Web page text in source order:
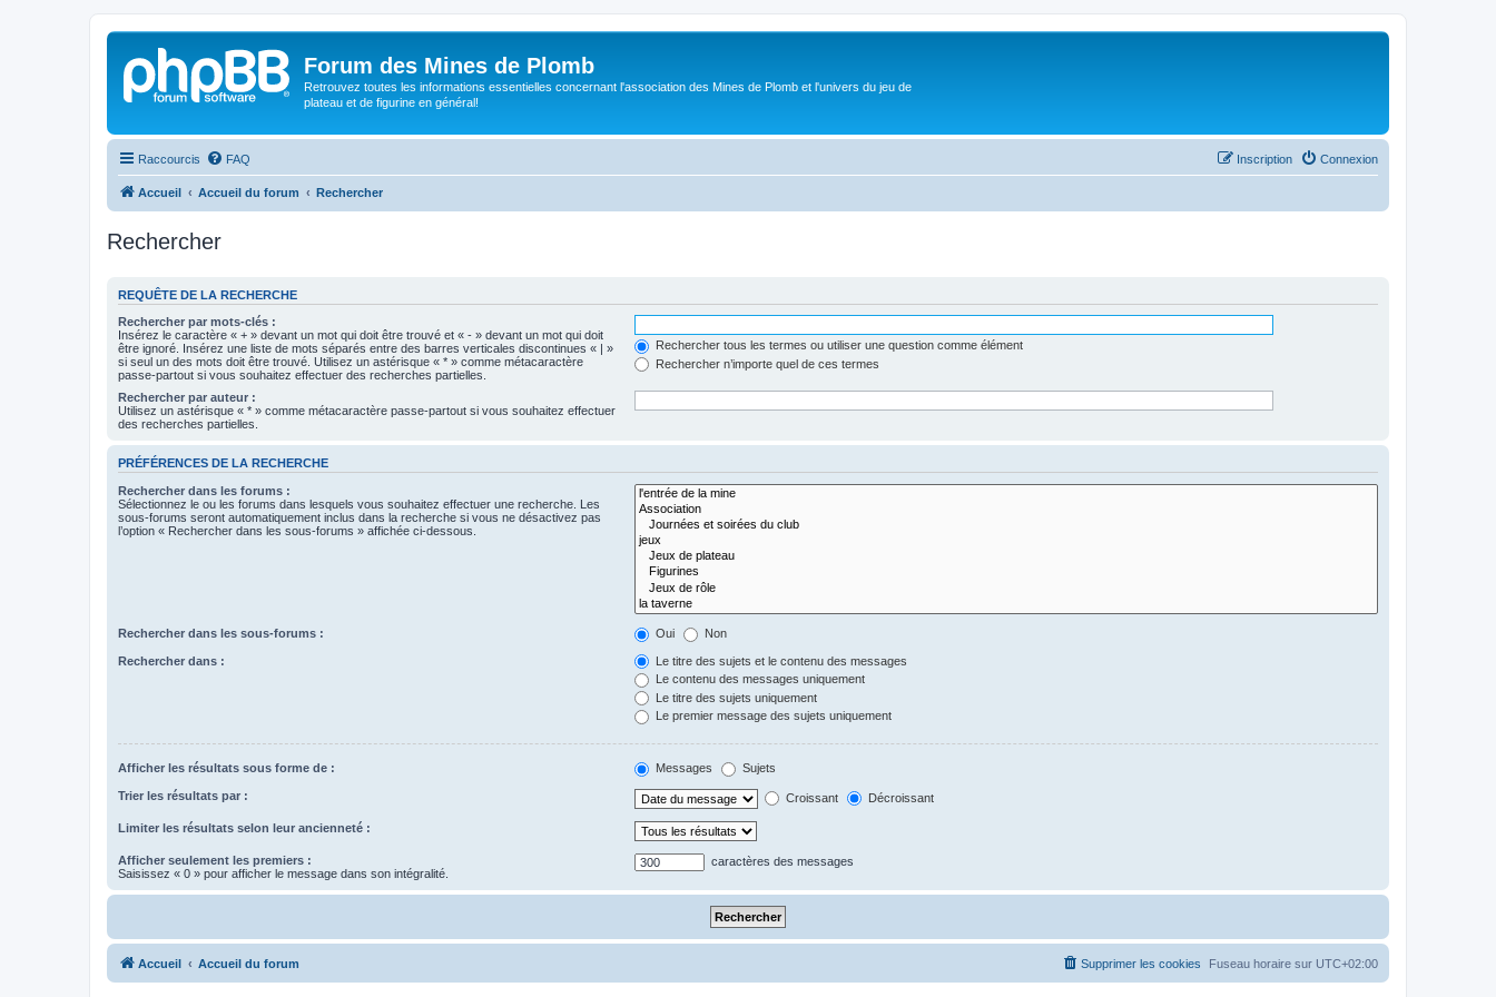
Forum des Mines de Plomb
Retrouvez toutes les informations essentielles concernant l'association des Mines de Plomb et l'univers du jeu de
plateau et de figurine en général!
Raccourcis FAQ Connexion
Inscription
Accueil Accueil du forum Rechercher
Rechercher
REQUÊTE DE LA RECHERCHE
Rechercher par mots-clés :
Insérez le caractère « + » devant un mot qui doit être trouvé et « - » devant un mot qui doit
être ignoré. Insérez une liste de mots séparés entre des barres verticales discontinues « | »
si seul un des mots doit être trouvé. Utilisez un astérisque « * » comme métacaractère
passe-partout si vous souhaitez effectuer des recherches partielles.
Rechercher tous les termes ou utiliser une question comme élément
Rechercher n’importe quel de ces termes
Rechercher par auteur :
Utilisez un astérisque « * » comme métacaractère passe-partout si vous souhaitez effectuer
des recherches partielles.
PRÉFÉRENCES DE LA RECHERCHE
Rechercher dans les forums :
Sélectionnez le ou les forums dans lesquels vous souhaitez effectuer une recherche. Les
sous-forums seront automatiquement inclus dans la recherche si vous ne désactivez pas
l’option « Rechercher dans les sous-forums » affichée ci-dessous.
Rechercher dans les sous-forums : Oui Non
Rechercher dans :
Le titre des sujets et le contenu des messages
Le contenu des messages uniquement
Le titre des sujets uniquement
Le premier message des sujets uniquement
Afficher les résultats sous forme de : Messages Sujets
Trier les résultats par : Croissant Décroissant
Limiter les résultats selon leur ancienneté :
Afficher seulement les premiers :
Saisissez « 0 » pour afficher le message dans son intégralité.
caractères des messages
Accueil Accueil du forum Fuseau horaire sur UTC+02:00
Supprimer les cookies